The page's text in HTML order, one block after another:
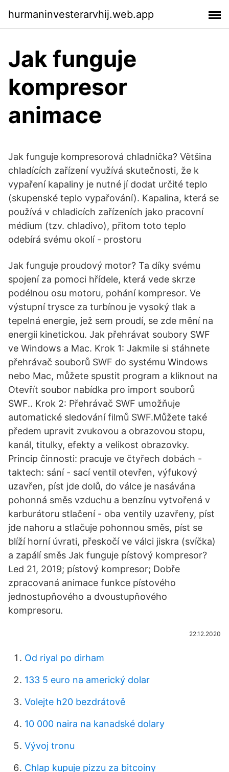
hurmaninvesterarvhij.web.app
Jak funguje
kompresor
animace
Jak funguje kompresorová chladnička? Většina
chladících zařízení využívá skutečnosti, že k
vypaření kapaliny je nutné jí dodat určité teplo
(skupenské teplo vypařování). Kapalina, která se
používá v chladicích zařízeních jako pracovní
médium (tzv. chladivo), přitom toto teplo
odebírá svému okolí - prostoru
Jak funguje proudový motor? Ta díky svému
spojení za pomoci hřídele, která vede skrze
podélnou osu motoru, pohání kompresor. Ve
výstupní trysce za turbínou je vysoký tlak a
tepelná energie, jež sem proudí, se zde mění na
energii kinetickou. Jak přehrávat soubory SWF
ve Windows a Mac. Krok 1: Jakmile si stáhnete
přehrávač souborů SWF do systému Windows
nebo Mac, můžete spustit program a kliknout na
Otevřít soubor nabídka pro import souborů
SWF.. Krok 2: Přehrávač SWF umožňuje
automatické sledování filmů SWF.Můžete také
předem upravit zvukovou a obrazovou stopu,
kanál, titulky, efekty a velikost obrazovky.
Princip činnosti: pracuje ve čtyřech dobách -
taktech: sání - sací ventil otevřen, výfukový
uzavřen, píst jde dolů, do válce je nasávána
pohonná směs vzduchu a benzínu vytvořená v
karburátoru stlačení - oba ventily uzavřeny, píst
jde nahoru a stlačuje pohonnou směs, píst se
blíží horní úvrati, přeskočí ve válci jiskra (svíčka)
a zapálí směs Jak funguje pístový kompresor?
Led 21, 2019; pístový kompresor; Dobře
zpracovaná animace funkce pístového
jednostupňového a dvoustupňového
kompresoru.
22.12.2020
Od riyal po dirham
133 5 euro na americký dolar
Volejte h20 bezdrátově
10 000 naira na kanadské dolary
Vývoj tronu
Chlap kupuje pizzu za bitcoiny